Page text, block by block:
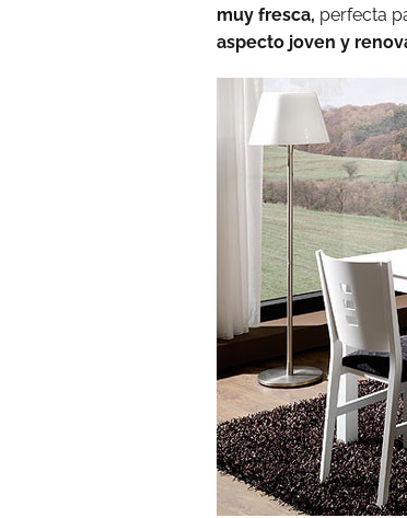
muy fresca, perfecta
aspecto joven y